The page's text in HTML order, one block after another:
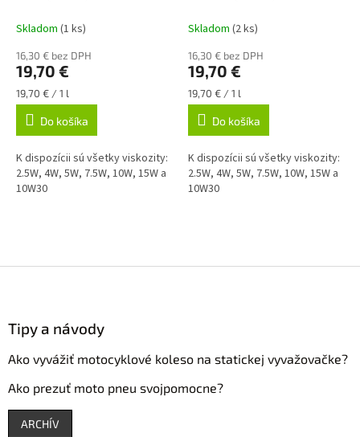
Skladom (1 ks)
16,30 € bez DPH
19,70 €
Jednotková
cena:
19,70 € / 1 l
Do košíka
K dispozícii sú všetky viskozity:
2.5W, 4W, 5W, 7.5W, 10W, 15W a
10W30
Skladom (2 ks)
16,30 € bez DPH
19,70 €
Jednotková
cena:
19,70 € / 1 l
Do košíka
K dispozícii sú všetky viskozity:
2.5W, 4W, 5W, 7.5W, 10W, 15W a
10W30
äTipy a návody
Ako vyvážiť motocyklové koleso na statickej vyvažovačke?
Ako prezuť moto pneu svojpomocne?
ARCHÍV